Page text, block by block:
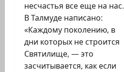
несчастья все еще на нас.
В Талмуде написано:
«Каждому поколению, в
дни которых не строится
Святилище, — это
засчитывается, как если